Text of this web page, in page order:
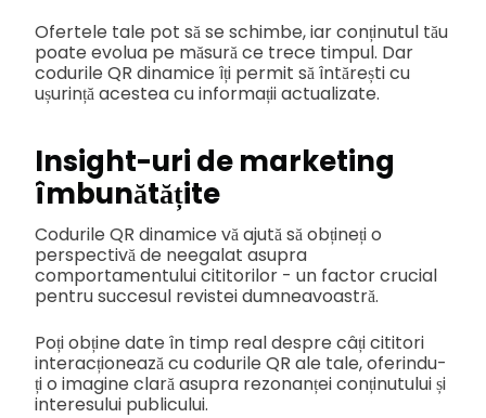
Ofertele tale pot să se schimbe, iar conținutul tău
poate evolua pe măsură ce trece timpul. Dar
codurile QR dinamice îți permit să întărești cu
ușurință acestea cu informații actualizate.
Insight-uri de marketing
îmbunătățite
Codurile QR dinamice vă ajută să obțineți o
perspectivă de neegalat asupra
comportamentului cititorilor - un factor crucial
pentru succesul revistei dumneavoastră.
Poți obține date în timp real despre câți cititori
interacționează cu codurile QR ale tale, oferindu-
ți o imagine clară asupra rezonanței conținutului și
interesului publicului.